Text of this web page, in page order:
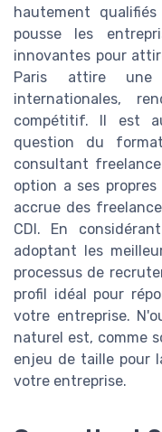
hautement
pousse les
innovantes pour
Paris attire une
internationales,
compétitif. Il est
question du
consultant
option a ses
accrue des
CDI. En
adoptant les
processus de
profil idéal pour
votre entreprise.
naturel est, comme
enjeu de taille pour
votre entreprise.